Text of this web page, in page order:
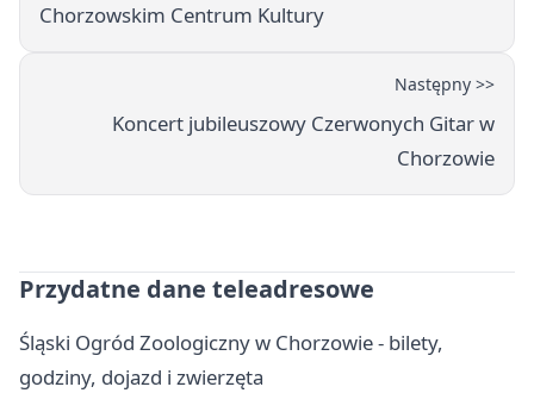
Chorzowskim Centrum Kultury
Następny >>
Koncert jubileuszowy Czerwonych Gitar w
Chorzowie
Przydatne dane teleadresowe
Śląski Ogród Zoologiczny w Chorzowie - bilety,
godziny, dojazd i zwierzęta